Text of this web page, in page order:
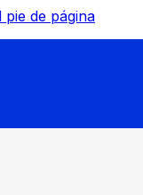
pie de página